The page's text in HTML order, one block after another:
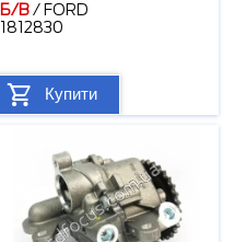
Б/В/ FORD
1812830
Купити